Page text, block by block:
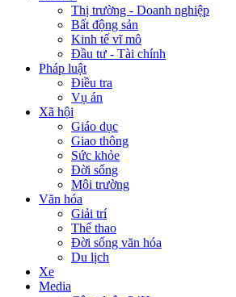
Thị trường - Doanh nghiệp
Bất động sản
Kinh tế vĩ mô
Đầu tư - Tài chính
Pháp luật
Điều tra
Vụ án
Xã hội
Giáo dục
Giao thông
Sức khỏe
Đời sống
Môi trường
Văn hóa
Giải trí
Thể thao
Đời sống văn hóa
Du lịch
Xe
Media